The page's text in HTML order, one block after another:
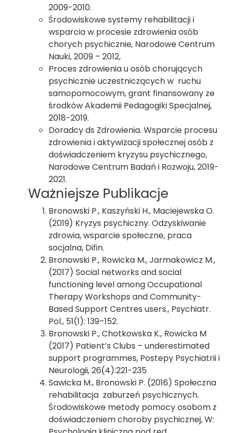
2009-2010.
Środowiskowe systemy rehabilitacji i
wsparcia w procesie zdrowienia osób
chorych psychicznie, Narodowe Centrum
Nauki, 2009 – 2012,
Proces zdrowienia u osób chorujących
psychicznie uczestniczących w ruchu
samopomocowym, grant finansowany ze
środków Akademii Pedagogiki Specjalnej,
2018-2019.
Doradcy ds Zdrowienia. Wsparcie procesu
zdrowienia i aktywizacji społecznej osób z
doświadczeniem kryzysu psychicznego,
Narodowe Centrum Badań i Rozwoju, 2019-
2021.
Ważniejsze Publikacje
Bronowski P., Kaszyński H., Maciejewska O.
(2019) Kryzys psychiczny. Odzyskiwanie
zdrowia, wsparcie społeczne, praca
socjalna, Difin.
Bronowski P., Rowicka M., Jarmakowicz M.,
(2017) Social networks and social
functioning level among Occupational
Therapy Workshops and Community-
Based Support Centres users., Psychiatr.
Pol., 51(1): 139–152.
Bronowski P., Chotkowska K., Rowicka M
(2017) Patient’s Clubs – underestimated
support programmes, Postepy Psychiatrii i
Neurologii, 26(4):221-235
Sawicka M., Bronowski P. (2016) Społeczna
rehabilitacja zaburzeń psychicznych.
Środowiskowe metody pomocy osobom z
doświadczeniem choroby psychicznej, W: